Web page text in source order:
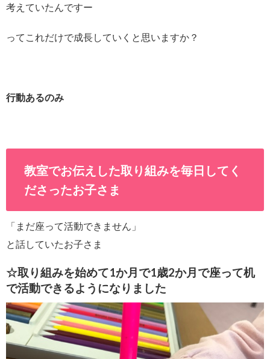
考えていたんですー
ってこれだけで成長していくと思いますか？
行動あるのみ
教室でお伝えした取り組みを毎日してく
ださったお子さま
「まだ座って活動できません」
と話していたお子さま
☆取り組みを始めて1か月で1歳2か月で座って机
で活動できるようになりました